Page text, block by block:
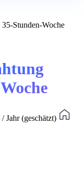
Stunden-Woche
Jahr (geschätzt)